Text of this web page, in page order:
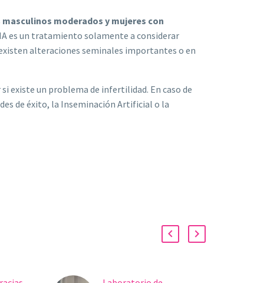
moderados y mujeres con
es un tratamiento solamente a considerar
alteraciones seminales importantes o en
existe un problema de infertilidad. En caso de
de éxito, la Inseminación Artificial o la